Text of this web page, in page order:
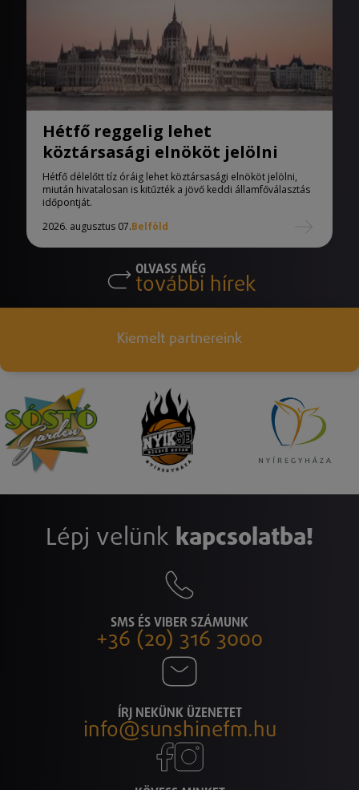
Hétfő reggelig lehet
köztársasági elnököt jelölni
Hétfő délelőtt tíz óráig lehet köztársasági elnököt jelölni,
miután hivatalosan is kitűzték a jövő keddi államfőválasztás
időpontját.
2026. augusztus 07.Belföld
OLVASS MÉG
további hírek
Kiemelt partnereink
Lépj velünk kapcsolatba!
SMS ÉS VIBER SZÁMUNK
+36 (20) 316 3000
ÍRJ NEKÜNK ÜZENETET
info@sunshinefm.hu